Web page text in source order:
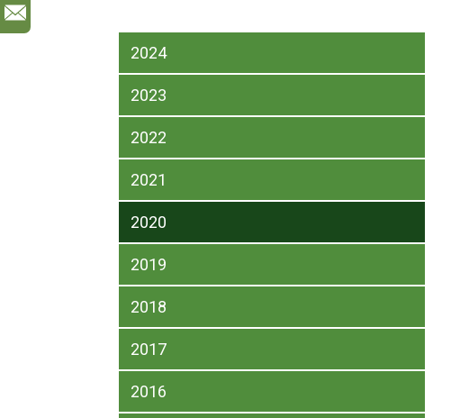
2024
2023
2022
2021
2020
2019
2018
2017
2016